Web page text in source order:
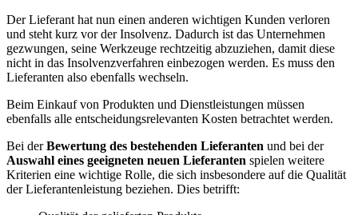
Der Lieferant hat nun einen anderen wichtigen Kunden verloren
und steht kurz vor der Insolvenz. Dadurch ist das Unternehmen
gezwungen, seine Werkzeuge rechtzeitig abzuziehen, damit diese
nicht in das Insolvenzverfahren einbezogen werden. Es muss den
Lieferanten also ebenfalls wechseln.
Beim Einkauf von Produkten und Dienstleistungen müssen
ebenfalls alle entscheidungsrelevanten Kosten betrachtet werden.
Bei derBewertung des bestehenden Lieferanten und bei der
Auswahl eines geeigneten neuen Lieferanten spielen weitere
Kriterien eine wichtige Rolle, die sich insbesondere auf die Qualität
der Lieferantenleistung beziehen. Dies betrifft: